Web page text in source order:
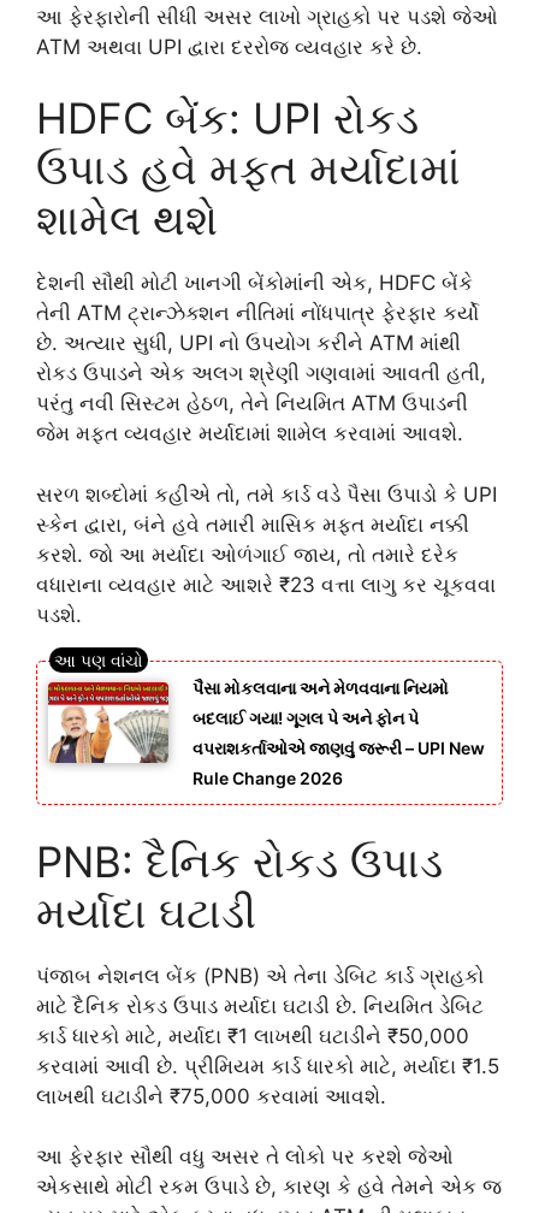
આ ફેરફારોની સીધી અસર લાખો ગ્રાહકો પર પડશે જેઓ
ATM અથવા UPI દ્વારા દરરોજ વ્યવહાર કરે છે.
HDFC બેંક: UPI રોકડ
ઉપાડ હવે મફત મર્યાદામાં
શામેલ થશે
દેશની સૌથી મોટી ખાનગી બેંકોમાંની એક, HDFC બેંકે
તેની ATM ટ્રાન્ઝેક્શન નીતિમાં નોંધપાત્ર ફેરફાર કર્યો
છે. અત્યાર સુધી, UPI નો ઉપયોગ કરીને ATM માંથી
રોકડ ઉપાડને એક અલગ શ્રેણી ગણવામાં આવતી હતી,
પરંતુ નવી સિસ્ટમ હેઠળ, તેને નિયમિત ATM ઉપાડની
જેમ મફત વ્યવહાર મર્યાદામાં શામેલ કરવામાં આવશે.
સરળ શબ્દોમાં કહીએ તો, તમે કાર્ડ વડે પૈસા ઉપાડો કે UPI
સ્કેન દ્વારા, બંને હવે તમારી માસિક મફત મર્યાદા નક્કી
કરશે. જો આ મર્યાદા ઓળંગાઈ જાય, તો તમારે દરેક
વધારાના વ્યવહાર માટે આશરે ₹23 વત્તા લાગુ કર ચૂકવવા
પડશે.
પૈસા મોકલવાના અને મેળવવાના નિયમો
બદલાઈ ગયા! ગૂગલ પે અને ફોન પે
વપરાશકર્તાઓએ જાણવું જરૂરી – UPI New
Rule Change 2026
PNB: દૈનિક રોકડ ઉપાડ
મર્યાદા ઘટાડી
પંજાબ નેશનલ બેંક (PNB) એ તેના ડેબિટ કાર્ડ ગ્રાહકો
માટે દૈનિક રોકડ ઉપાડ મર્યાદા ઘટાડી છે. નિયમિત ડેબિટ
કાર્ડ ધારકો માટે, મર્યાદા ₹1 લાખથી ઘટાડીને ₹50,000
કરવામાં આવી છે. પ્રીમિયમ કાર્ડ ધારકો માટે, મર્યાદા ₹1.5
લાખથી ઘટાડીને ₹75,000 કરવામાં આવશે.
આ ફેરફાર સૌથી વધુ અસર તે લોકો પર કરશે જેઓ
એકસાથે મોટી રકમ ઉપાડે છે, કારણ કે હવે તેમને એક જ